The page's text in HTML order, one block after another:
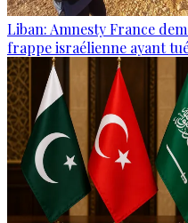
Liban: Amnesty France
frappe israélienne ayant